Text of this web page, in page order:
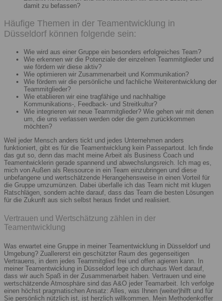
damit zu befassen?
Häufige Themen in der Teamentwicklung in
Düsseldorf können folgende sein:
Wie wird aus einer Gruppe ein besonders erfolgreiches Team?
Wie erkennen wir die Potenziale der einzelnen Teammitglieder und
wie fördern wir diese aktiv?
Wie optimieren wir Zusammenarbeit und Kommunikation?
Wie fördern wir die persönliche und fachliche Weiterentwicklung der
Teammitglieder?
Wie etablieren wir eine tragfähige und nachhaltige
Kommunikations-, Feedback- und Streitkultur?
Wie integrieren wir neue Teammitglieder? Wie gehen wir mit denen
um, die uns verlassen werden oder die gern zurückkommen
möchten?
Weil jeder Mensch anders tickt und jedes Unternehmen anders
funktioniert, gibt es für die Teamentwicklung kein Passepartout. Ich finde
das gut so, denn das macht meine Arbeit als Business Coach und
Teamentwicklerin gerade spannend und abwechslungsreich. Ich mag es,
mich von Außen als Ressource in ein Team einzubringen und diese
unbefangene und wertschätzende Herangehensweise in einen Vorteil für
die Gruppe umzumünzen. Dabei überfalle ich das Team nicht mit klugen
Ratschlägen, sondern achte darauf, dass das Team die besten Lösungen
für die Zukunft aus sich selbst heraus findet und realisiert.
Vertrauen und Wertschätzung zählen in der
Teamentwicklung
Was erwartet eine Gruppe in meiner Teamentwicklung in Düsseldorf und
Umgebung? Zuallererst ein geschützter Raum des gegenseitigen
Vertrauens, in dem jedes Teammitglied frei und offen agieren kann. In
meiner Teamentwicklung in Düsseldorf lege ich durchaus Wert darauf,
dass wir auch Spaß in der Zusammenarbeit haben. Vertrauen und eine
wertschätzende Atmosphäre sind das A&O jeder Teamarbeit. Ich verfolge
einen höchst pragmatischen Ansatz: Alles, was Ihnen (weiter)hilft und für
Sie persönlich nützlich ist, ist herzlich willkommen. Mein Methodenkoffer